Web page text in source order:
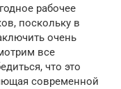
рабочее
поскольку в
очень
все
что это
современной